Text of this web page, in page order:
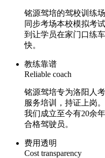
铭源驾培的驾校训练
同步考场本校模拟考
到让学员在家门口练
快。
教练靠谱
Reliable coach
铭源驾培专为洛阳人
服务培训，持证上岗。
我们成立至今有20余
合格驾驶员。
费用透明
Cost transparency